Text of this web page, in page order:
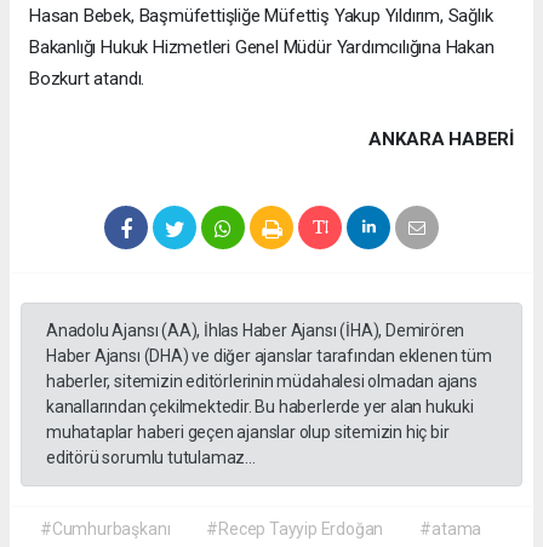
Hasan Bebek, Başmüfettişliğe Müfettiş Yakup Yıldırım, Sağlık
Bakanlığı Hukuk Hizmetleri Genel Müdür Yardımcılığına Hakan
Bozkurt atandı.
ANKARA HABERİ
Anadolu Ajansı (AA), İhlas Haber Ajansı (İHA), Demirören
Haber Ajansı (DHA) ve diğer ajanslar tarafından eklenen tüm
haberler, sitemizin editörlerinin müdahalesi olmadan ajans
kanallarından çekilmektedir. Bu haberlerde yer alan hukuki
muhataplar haberi geçen ajanslar olup sitemizin hiç bir
editörü sorumlu tutulamaz...
#Cumhurbaşkanı #Recep Tayyip Erdoğan #atama